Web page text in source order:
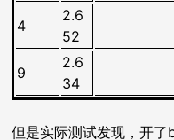
4
2.6
52
9
2.6
34
但是实际测试发现，开